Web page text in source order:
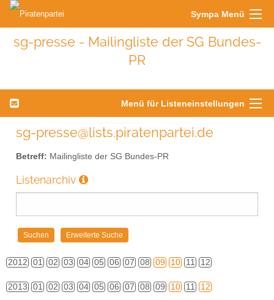
Sympa Menü
sg-presse - Mailingliste der SG Bundes-
PR
Menü für Listeneinstellungen
sg-presse@lists.piratenpartei.de
Betreff: Mailingliste der SG Bundes-PR
Listenarchiv
2012 01 02 03 04 05 06 07 08 09 10 11 12
2013 01 02 03 04 05 06 07 08 09 10 11 12